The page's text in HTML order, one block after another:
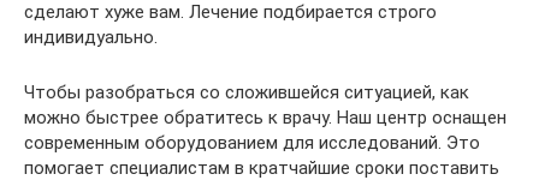
сделают хуже вам. Лечение подбирается строго
индивидуально.
Чтобы разобраться со сложившейся ситуацией, как
можно быстрее обратитесь к врачу. Наш центр оснащен
современным оборудованием для исследований. Это
помогает специалистам в кратчайшие сроки поставить